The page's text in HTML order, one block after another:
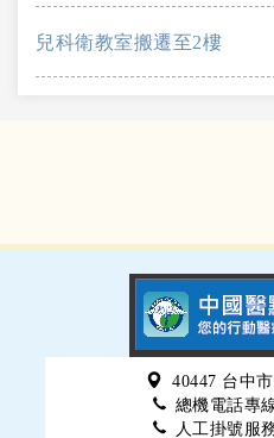
兒科衛教室搬遷至2樓
40447 台中
總機電話專
人工掛號服